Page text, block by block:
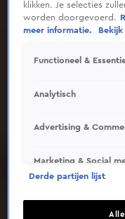
Deze video is niet
klikken. Je selecties
worden doorgevoerd.
meer informatie.
Functioneel &
Analytisch
Advertising &
Marketing & Social
Derde partijen lijst